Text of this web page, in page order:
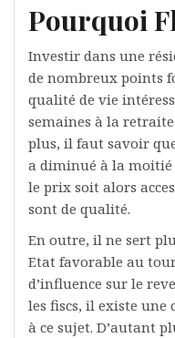
Pourquoi
Investir dans une
de nombreux points
qualité de vie
semaines à la
plus, il faut savoir
a diminué à la moitié
le prix soit alors
sont de qualité.
En outre, il ne sert
Etat favorable au
d’influence sur le
les fiscs, il existe
à ce sujet. D’autant